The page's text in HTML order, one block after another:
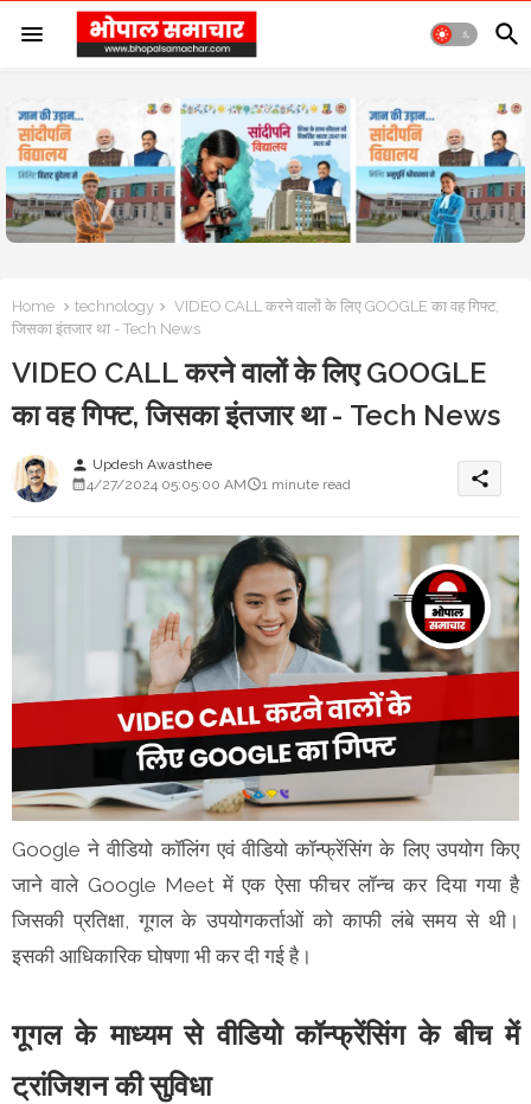
Home technology
VIDEO CALL करने वालों के लिए GOOGLE का वह गिफ्ट,
जिसका इंतजार था - Tech News
VIDEO CALL करने वालों के लिए GOOGLE
का वह गिफ्ट, जिसका इंतजार था - Tech News
person Updesh Awasthee
4/27/2024 05:05:00 AM
1 minute read share
Google ने वीडियो कॉलिंग एवं वीडियो कॉन्फ्रेंसिंग के लिए उपयोग किए
जाने वाले Google Meet में एक ऐसा फीचर लॉन्च कर दिया गया है
जिसकी प्रतिक्षा, गूगल के उपयोगकर्ताओं को काफी लंबे समय से थी।
इसकी आधिकारिक घोषणा भी कर दी गई है।
गूगल के माध्यम से वीडियो कॉन्फ्रेंसिंग के बीच में
ट्रांजिशन की सुविधा